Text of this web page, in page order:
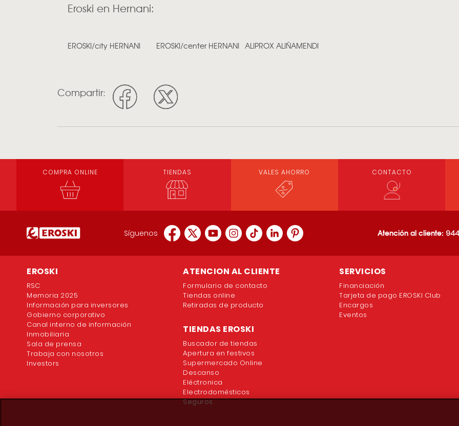
Eroski en Hernani:
EROSKI/city HERNANI EROSKI/center HERNANI ALIPROX ALIÑAMENDI
Compartir:
COMPRA ONLINE TIENDAS VALES AHORRO CONTACTO
Síguenos Atención al cliente:
EROSKI
RSC
Memoria 2025
Información para inversores
Gobierno corporativo
Canal interno de información
Inmobiliaria
Sala de prensa
Trabaja con nosotros
Investors
ATENCION AL CLIENTE
Formulario de contacto
Tiendas online
Retiradas de producto
TIENDAS EROSKI
Buscador de tiendas
Apertura en festivos
Supermercado Online
Descanso
Eléctronica
Electrodomésticos
Seguros
SERVICIOS
Financiación
Tarjeta de pago EROSKI Club
Encargos
Eventos